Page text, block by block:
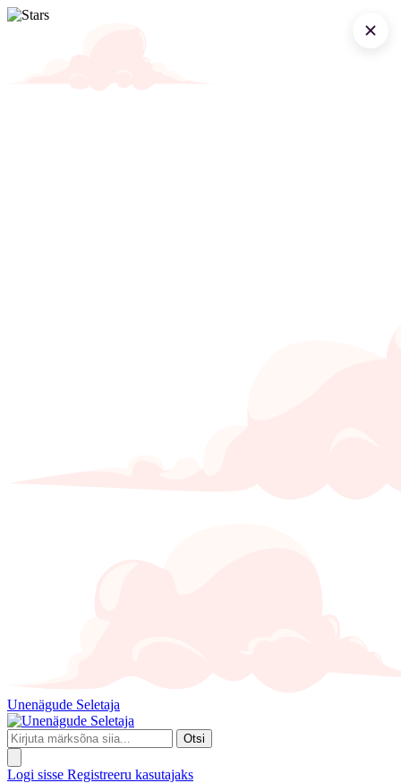
Unenägude Seletaja
Otsi
Logi sisse Registreeru kasutajaks